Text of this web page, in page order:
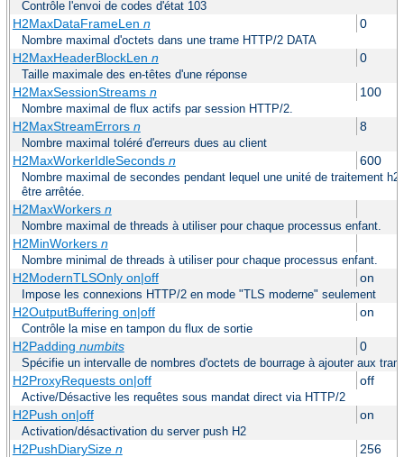
Contrôle l'envoi de codes d'état 103
H2MaxDataFrameLen n 0
Nombre maximal d'octets dans une trame HTTP/2 DATA
H2MaxHeaderBlockLen n 0
Taille maximale des en-têtes d'une réponse
H2MaxSessionStreams n 100
Nombre maximal de flux actifs par session HTTP/2.
H2MaxStreamErrors n 8
Nombre maximal toléré d'erreurs dues au client
H2MaxWorkerIdleSeconds n 600
Nombre maximal de secondes pendant lequel une unité de traitement
être arrêtée.
H2MaxWorkers n
Nombre maximal de threads à utiliser pour chaque processus enfant.
H2MinWorkers n
Nombre minimal de threads à utiliser pour chaque processus enfant.
H2ModernTLSOnly on|off on
Impose les connexions HTTP/2 en mode "TLS moderne" seulement
H2OutputBuffering on|off on
Contrôle la mise en tampon du flux de sortie
H2Padding numbits 0
Spécifie un intervalle de nombres d'octets de bourrage à ajouter aux
H2ProxyRequests on|off off
Active/Désactive les requêtes sous mandat direct via HTTP/2
H2Push on|off on
Activation/désactivation du server push H2
H2PushDiarySize n 256